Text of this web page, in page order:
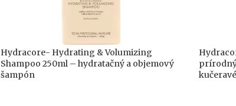
Hydracore- Hydrating & Volumizing
Shampoo 250ml – hydratačný a objemový
šampón